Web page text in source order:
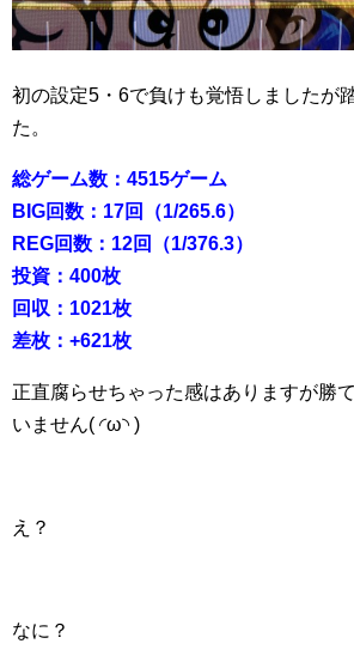
初の設定5・6で負けも覚悟しましたが
た。
総ゲーム数：4515ゲーム
BIG回数：17回（1/265.6）
REG回数：12回（1/376.3）
投資：400枚
回収：1021枚
差枚：+621枚
正直腐らせちゃった感はありますが勝
いません( ◜ω◝ )
え？
なに？